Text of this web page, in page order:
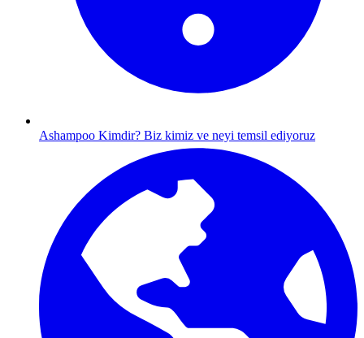
Ashampoo Kimdir? Biz kimiz ve neyi temsil ediyoruz